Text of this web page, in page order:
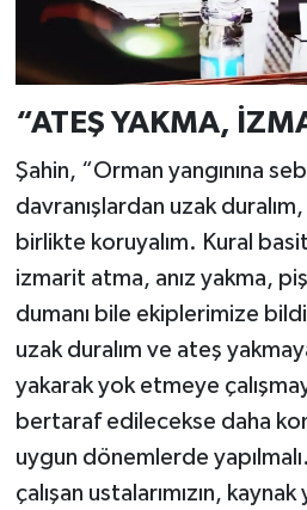
“ATEŞ YAKMA,
Şahin, “Orman yangınına
davranışlardan uzak duralım,
birlikte koruyalım. Kural
izmarit atma, anız yakma,
dumanı bile ekiplerimize
uzak duralım ve ateş
yakarak yok etmeye
bertaraf edilecekse daha
uygun dönemlerde
çalışan ustalarımızın, kaynak